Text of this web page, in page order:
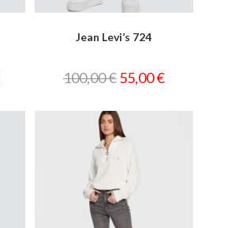
Jean Levi’s 724
100,00€55,00€